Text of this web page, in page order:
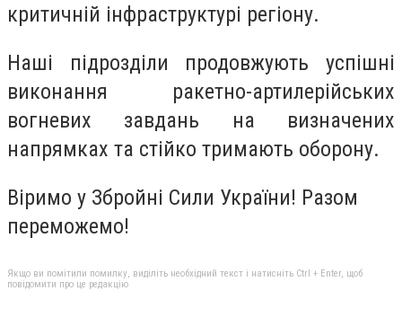
критичній інфраструктурі регіону.
Наші підрозділи продовжують успішні
виконання ракетно-артилерійських
вогневих завдань на визначених
напрямках та стійко тримають оборону.
Віримо у Збройні Сили України! Разом
переможемо!
Якщо ви помітили помилку, виділіть необхідний текст і натисніть Ctrl + Enter, щоб
повідомити про це редакцію